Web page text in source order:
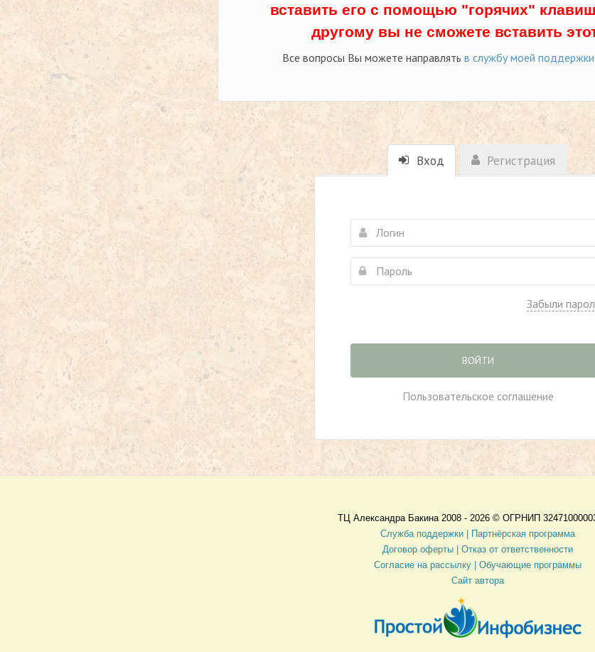
вставить его с помощью "горячих"
другому вы не сможете вставить
Все вопросы Вы можете направлять в службу моей
Вход Регистрация
Забыли
ВОЙТИ
Пользовательское соглашение
ТЦ Александра Бакина 2008 - 2026 © ОГРНИП
Служба поддержки |
Партнёрская программа
Договор оферты
| Отказ от ответственности
Согласие на рассылку | Обучающие программы
Сайт автора